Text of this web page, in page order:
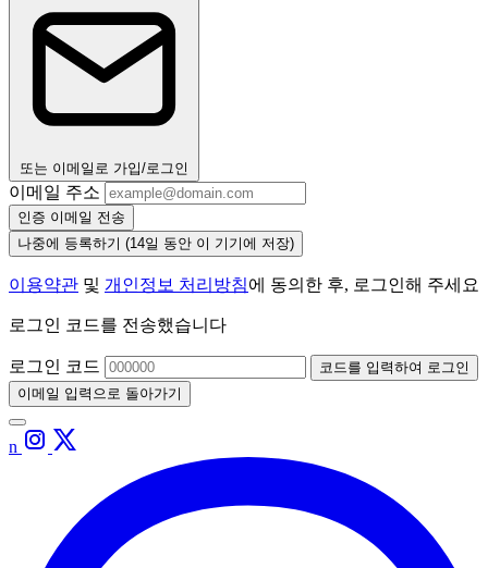
또는 이메일로 가입/로그인
이메일 주소
인증 이메일 전송
나중에 등록하기 (14일 동안 이 기기에 저장)
이용약관 및 개인정보 처리방침에 동의한 후, 로그인해 주세요
로그인 코드를 전송했습니다
로그인 코드
코드를 입력하여 로그인
이메일 입력으로 돌아가기
n